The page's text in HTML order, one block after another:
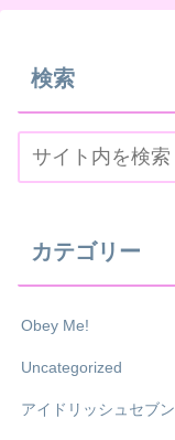
検索
カテゴリー
Obey Me!
Uncategorized
アイドリッシュセブン